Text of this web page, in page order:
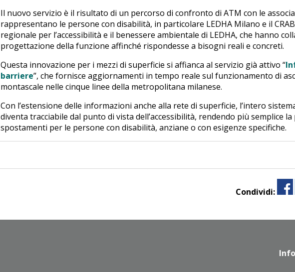
Il nuovo servizio è il risultato di un percorso di confronto di ATM con le
rappresentano le persone con disabilità, in particolare LEDHA Milano e il
regionale per l’accessibilità e il benessere ambientale di LEDHA, che hanno
progettazione della funzione affinché rispondesse a bisogni reali e concreti.
Questa innovazione per i mezzi di superficie si affianca al servizio già attivo “
barriere”, che fornisce aggiornamenti in tempo reale sul funzionamento di
montascale nelle cinque linee della metropolitana milanese.
Con l’estensione delle informazioni anche alla rete di superficie, l’intero
diventa tracciabile dal punto di vista dell’accessibilità, rendendo più semplice
spostamenti per le persone con disabilità, anziane o con esigenze specifiche.
Condividi: